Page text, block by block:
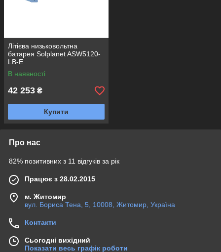
Літієва низьковольтна
батарея Solplanet ASW5120-
LB-E
В наявності
42 253 ₴
Купити
Про нас
82% позитивних з 11 відгуків за рік
Працює з 28.02.2015
м. Житомир
вул. Бориса Тена, 5, 10008, Житомир, Україна
Контакти
Сьогодні вихідний
Показати весь графік роботи